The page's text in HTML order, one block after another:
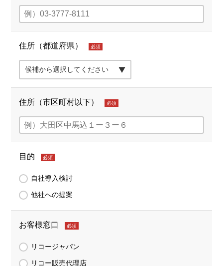
住所（都道府県） 必須
住所（市区町村以下） 必須
目的 必須
自社導入検討
他社への提案
お客様窓口 必須
リコージャパン
リコー販売代理店